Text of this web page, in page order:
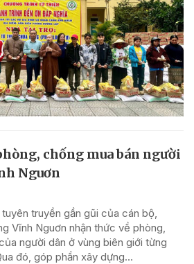
chống mua bán người
Nguơn
truyền gần gũi của cán bộ,
Vĩnh Nguơn nhận thức về phòng,
người dân ở vùng biên giới từng
đó, góp phần xây dựng...